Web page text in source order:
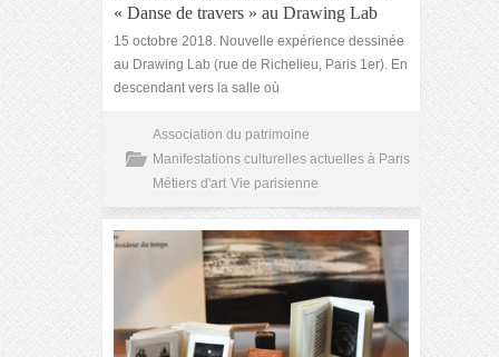
« Danse de travers » au Drawing Lab
15 octobre 2018. Nouvelle expérience dessinée
au Drawing Lab (rue de Richelieu, Paris 1er). En
descendant vers la salle où
Association du patrimoine
Manifestations culturelles actuelles à Paris
Métiers d'art Vie parisienne